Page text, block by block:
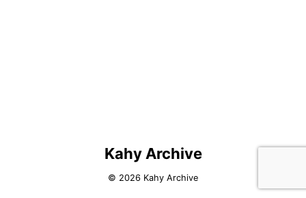
Kahy Archive
© 2026 Kahy Archive